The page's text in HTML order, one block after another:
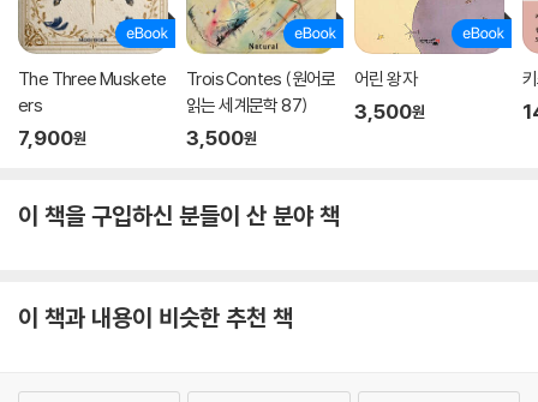
두 남자와 한 여자, 『사랑』의 인물들에게는 이름마저 부여되지 않는다. 그
나마 끊임없이, 마치 죄수의 발걸음처럼 똑같은 보폭으로 바닷가를 걷는
남자는 ‘걷는 남자’로 호명되고 다른 남자는 “느린 발걸음과 정처 없는 시
선”을 이유로 ‘여행자’라 불릴 뿐이다. 이들은 바닷가 도시 에스탈라 근처
를 배회한다, 들어가지는 못한다. 끊임없이 비켜갈 뿐이다. 마치 에스탈라,
이 “뚫고 들어갈 수 없는 육중한” 도시가 그들이 접근할 수 없는 광기 어린
서 열린 무도회가 있다. 어떤 충격적인 사건이 벌어진 후 ‘여행자’는 이곳을
스탈라에서 ‘여행자’는 여전히 머물고 있는 여자와 정체불명의 ‘걷는 남
The Three Muskete
ers
7,900원
Trois Contes (원어로
읽는 세계문학 87)
3,500원
어린 왕자
3,500원
이 책을 구입하신 분들이 산 분야 책
이 책과 내용이 비슷한 추천 책